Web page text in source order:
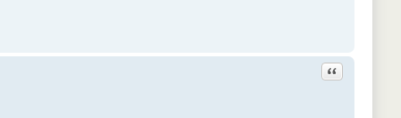
Ответить с